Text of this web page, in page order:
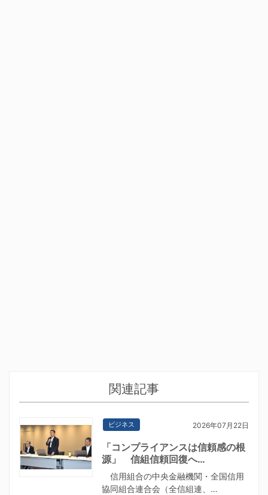
関連記事
ビジネス 2026年07月22日
「コンプライアンスは信頼感の根
源」 信組信頼回復へ…
信用組合の中央金融機関・全国信用
協同組合連合会（全信組連、…